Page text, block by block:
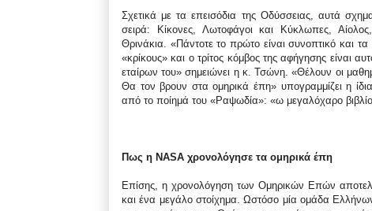
Σχετικά με τα επεισόδια της Οδύσσειας, αυτά
σειρά: Κίκονες, Λωτοφάγοι και Κύκλωπες,
Θρινάκια. «Πάντοτε το πρώτο είναι συνοπτικό και
«κρίκους» και ο τρίτος κόμβος της αφήγησης είναι
εταίρων του» σημειώνει η κ. Τσώνη. «Θέλουν οι
Θα τον βρουν στα ομηρικά έπη» υπογραμμίζει η
από το ποίημά του «Pαψωδία»: «ω μεγαλόχαρο
Πως η NASA χρονολόγησε τα ομηρικά έπη
Επίσης, η χρονολόγηση των Ομηρικών Επών
και ένα μεγάλο στοίχημα. Ωστόσο μία ομάδα